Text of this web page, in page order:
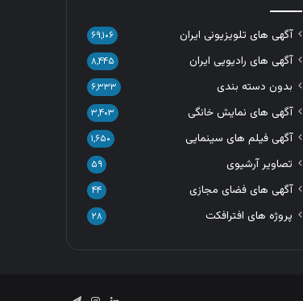
آگهی های تلویزیونی ایران ۶۹,۱۰۶
آگهی های رادیویی ایران ۸,۴۴۵
بدون دسته بندی ۶,۳۳۳
آگهی های نمایش خانگی ۳,۴۰۳
آگهی فیلم های سینمایی ۱,۶۵۰
تصاویر آرشیوی ۵۹
آگهی های فضای مجازی ۴۴
پروژه های افترافکت ۲۸